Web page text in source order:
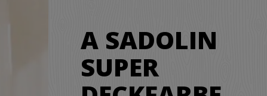
A SADOLIN
SUPER